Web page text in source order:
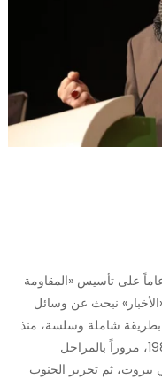
ثلاثة أعوام، وفي أجواء ذكرى مرور 40 عاماً على تأسيس «المقاومة
نبحث عن وسائل
بطريقة شاملة وسلسة، منذ
نشأتها عقب الاجتياح الإسرائيلي للبنان عام 1982، مروراً بالمراحل
بيروت، ثم تحرير الجنوب